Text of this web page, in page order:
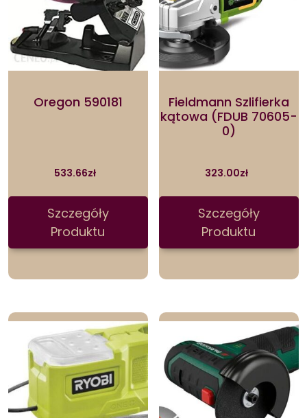
Oregon 590181
533.66zł
Szczegóły
Produktu
Fieldmann Szlifierka
kątowa (FDUB 70605-
0)
323.00zł
Szczegóły
Produktu